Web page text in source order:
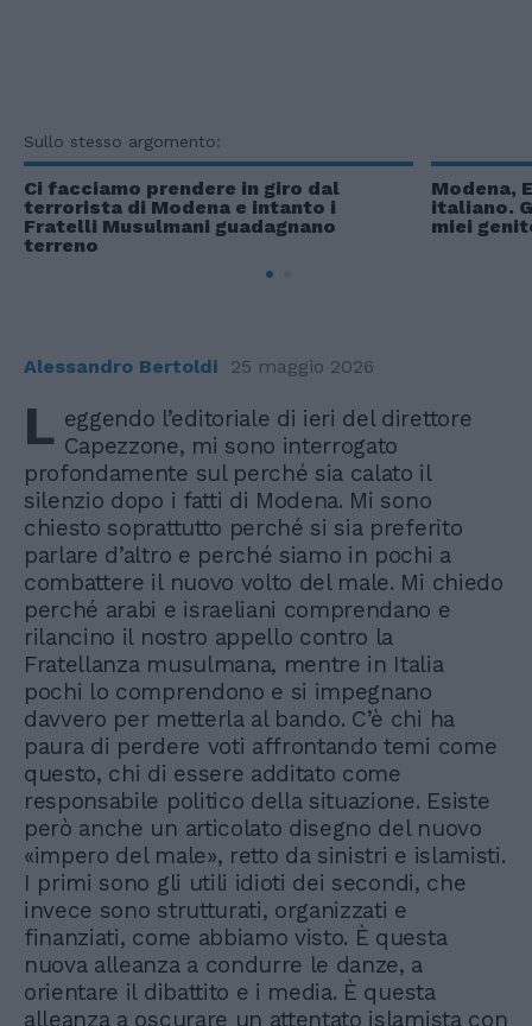
Sullo stesso argomento:
Ci facciamo prendere in giro dal
terrorista di Modena e intanto i
Fratelli Musulmani guadagnano
terreno
Modena,
italiano.
miei
Alessandro Bertoldi 25 maggio 2026
L eggendo l’editoriale di ieri del direttore
Capezzone, mi sono interrogato
profondamente sul perché sia calato il
silenzio dopo i fatti di Modena. Mi sono
chiesto soprattutto perché si sia preferito
parlare d’altro e perché siamo in pochi a
combattere il nuovo volto del male. Mi chiedo
perché arabi e israeliani comprendano e
rilancino il nostro appello contro la
Fratellanza musulmana, mentre in Italia
pochi lo comprendono e si impegnano
davvero per metterla al bando. C’è chi ha
paura di perdere voti affrontando temi come
questo, chi di essere additato come
responsabile politico della situazione. Esiste
però anche un articolato disegno del nuovo
«impero del male», retto da sinistri e islamisti.
I primi sono gli utili idioti dei secondi, che
invece sono strutturati, organizzati e
finanziati, come abbiamo visto. È questa
nuova alleanza a condurre le danze, a
orientare il dibattito e i media. È questa
alleanza a oscurare un attentato islamista con